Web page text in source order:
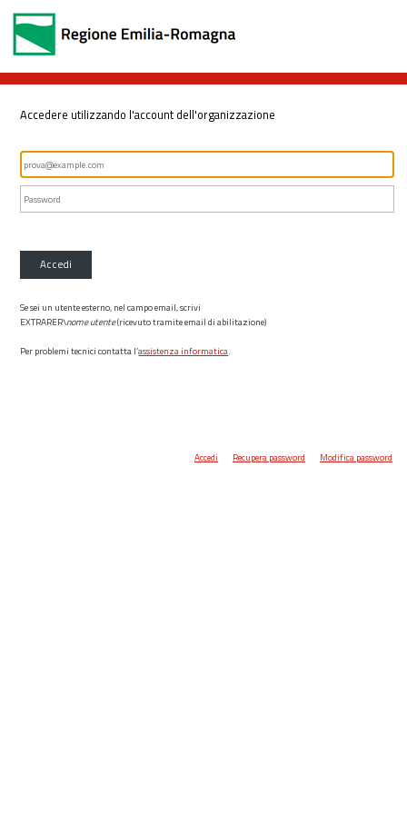
Accedere utilizzando l'account dell'organizzazione
Accedi
Se sei un utente esterno, nel campo email, scrivi
EXTRARER\nome utente(ricevuto tramite email di abilitazione)
Per problemi tecnici contatta l’assistenza informatica.
Accedi Recupera password Modifica password